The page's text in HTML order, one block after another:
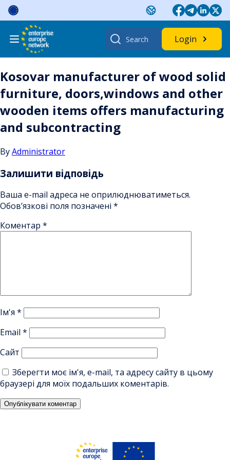
Skip
content
Search
for:
Login
Kosovar manufacturer of wood solid
furniture, doors,windows and other
wooden items offers manufacturing
and subcontracting
ByAdministrator
Залишити відповідь
Ваша e-mail адреса не оприлюднюватиметься.
Обов’язкові поля позначені *
Коментар *
Ім'я *
Email *
Сайт
Зберегти моє ім'я, e-mail, та адресу сайту в цьому
браузері для моїх подальших коментарів.